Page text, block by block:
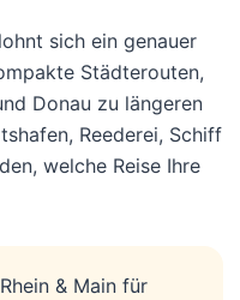
sich ein genauer
Städterouten,
Donau zu längeren
Reederei, Schiff
welche Reise Ihre
& Main für